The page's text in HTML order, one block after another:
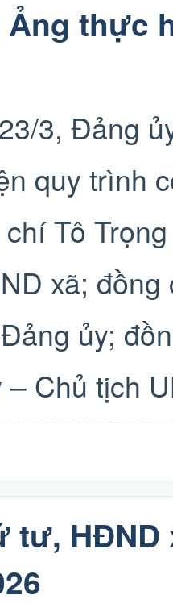
thực
3, Đảng
quy trình
Tô
xã;
ủy;
Chủ tịch
tư,